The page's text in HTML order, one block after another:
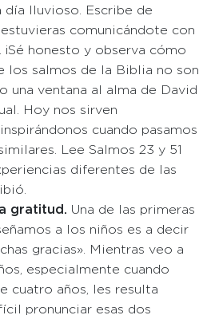
día lluvioso. Escribe de
comunicándote con
¡Sé honesto y observa cómo
los salmos de la Biblia no son
una ventana al alma de David
Hoy nos sirven
cuando pasamos
Lee Salmos 23 y 51
diferentes de las
gratitud. Una de las primeras
a los niños es a decir
gracias». Mientras veo a
especialmente cuando
cuatro años, les resulta
pronunciar esas dos